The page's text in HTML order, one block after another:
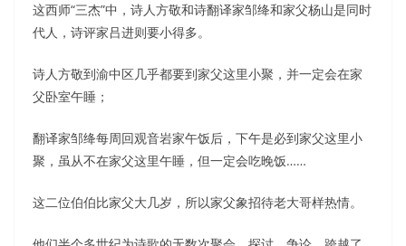
这西师“三杰”中，诗人方敬和诗翻译家邹绛和家父杨山是同时
代人，诗评家吕进则要小得多。
诗人方敬到渝中区几乎都要到家父这里小聚，并一定会在家
父卧室午睡；
翻译家邹绛每周回观音岩家午饭后，下午是必到家父这里小
聚，虽从不在家父这里午睡，但一定会吃晚饭……
这二位伯伯比家父大几岁，所以家父象招待老大哥样热情。